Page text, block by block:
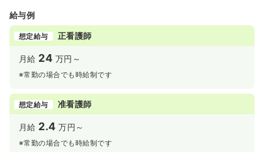
給与例
想定給与 正看護師
月給 24 万円～
※常勤の場合でも時給制です
想定給与 准看護師
月給 2.4 万円～
※常勤の場合でも時給制です